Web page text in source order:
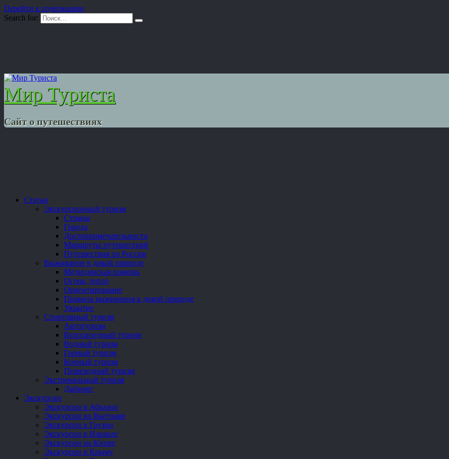
Перейти к содержанию
Search for:
Мир Туриста
Сайт о путешествиях
Статьи
Экскурсионный туризм
Страны
Города
Достопримечательности
Маршруты путешествий
Путешествия по России
Выживание в дикой природе
Медицинская помощь
Огонь, тепло
Ориентирование
Правила выживания в дикой природе
Укрытие
Спортивный туризм
Автотуризм
Велосипедный туризм
Водный туризм
Горный туризм
Конный туризм
Пешеходный туризм
Экстремальный туризм
Дайвинг
Экскурсии
Экскурсии в Абхазии
Экскурсии во Вьетнаме
Экскурсии в Грузии
Экскурсии в Израиле
Экскурсии на Кипре
Экскурсии в Крыму